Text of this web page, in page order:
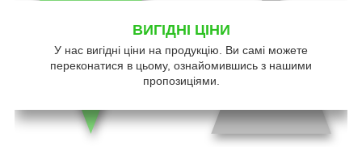
ВИГІДНІ ЦІНИ
У нас вигідні ціни на продукцію. Ви самі можете
переконатися в цьому, ознайомившись з нашими
пропозиціями.